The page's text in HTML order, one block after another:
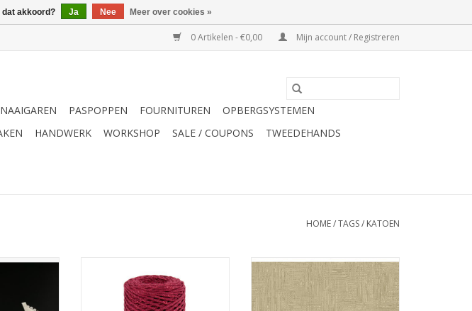
0 Artikelen - €0,00 Mijn account / Registreren
NAAIGAREN PASPOPPEN FOURNITUREN
OPBERGSYSTEMEN
HANDWERK WORKSHOP SALE / COUPONS
TWEEDEHANDS
HOME/TAGS/ KATOEN
kant wit
glitter 115
TOEVOEGEN AAN WINKELWAGEN
Stof 100% katoen Grass roots
wide back (275 cm breed!) beige
TOEVOEGEN AAN WINKELWAGEN
dat akkoord? Ja Nee Meer over cookies »